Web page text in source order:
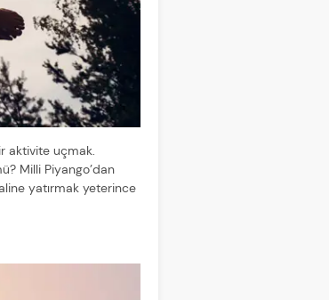
aktivite uçmak.
Milli Piyango’dan
yatırmak yeterince